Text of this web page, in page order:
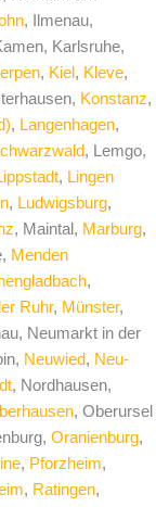
, Ilmenau,
Karlsruhe,
, Kiel , Kleve,
Konstanz,
, Langenhagen,
, Lemgo,
, Lingen
, Ludwigsburg,
, Maintal, Marburg,
Menden
,
Ruhr, Münster,
Neumarkt in der
Neuwied, Neu-
, Nordhausen,
, Oberursel
Oranienburg,
, Pforzheim,
, Ratingen,